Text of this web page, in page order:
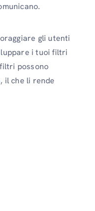
gli utenti
i tuoi filtri
possono
il che li rende